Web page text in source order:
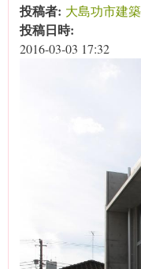
投稿者: 大島功市建
投稿日時:
2016-03-03 17:32